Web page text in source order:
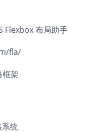
Flexbox 布局助手
fla/
框架
系统